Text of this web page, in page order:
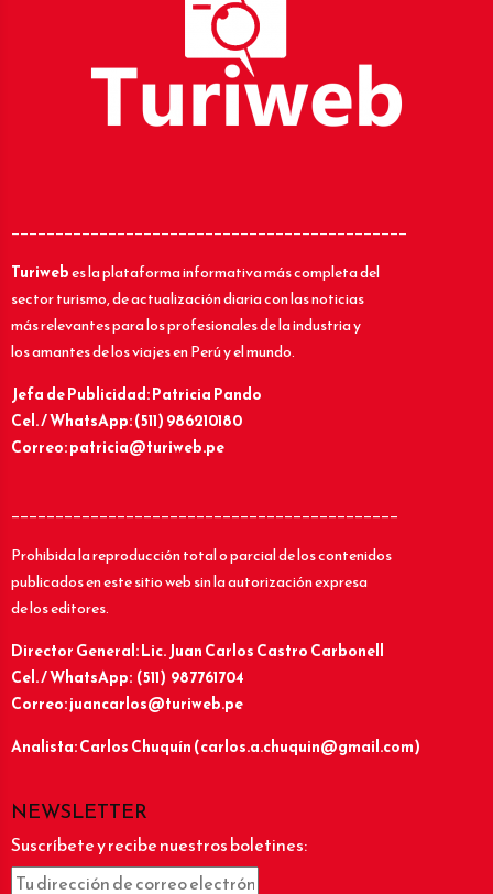
_____________________________________________
Turiwebes la plataforma informativa más completa del
sector turismo, de actualización diaria con las noticias
más relevantes para los profesionales de la industria y
los amantes de los viajes en Perú y el mundo.
Jefa de Publicidad: Patricia Pando
Cel. / WhatsApp: (511) 986210180
Correo: patricia@turiweb.pe
____________________________________________
Prohibida la reproducción total o parcial de los contenidos
publicados en este sitio web sin la autorización expresa
de los editores.
Director General: Lic.Juan Carlos Castro Carbonell
Cel. / WhatsApp: (511) 987761704
Correo: juancarlos@turiweb.pe
Analista: Carlos Chuquín (carlos.a.chuquin@gmail.com)
NEWSLETTER
Suscríbete y recibe nuestros boletines: